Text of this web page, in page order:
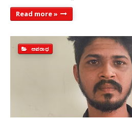
Read more »
ಅಪರಾಧ